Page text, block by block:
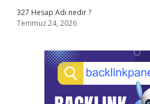
327 Hesap Adı nedir ?
Temmuz 24, 2026